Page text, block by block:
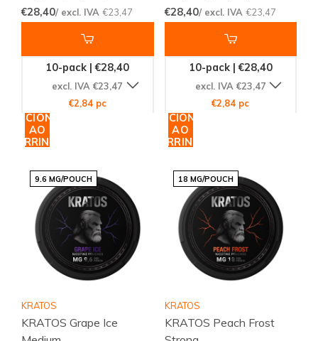
€28,40/ excl. IVA €23,47
10-pack | €28,40
excl. IVA €23,47
€2,84 pc
ADICIONAR
AO
CARRINHO
€28,40/ excl. IVA €23,47
10-pack | €28,40
excl. IVA €23,47
€2,84 pc
ADICIONAR
AO
CARRINHO
9.6 MG/POUCH
KRATOS
KRATOS Grape Ice
18 MG/POUCH
KRATOS
KRATOS Peach Frost